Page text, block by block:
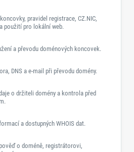
pravidel registrace, CZ.NIC,
a použití pro lokální web.
a převodu doménových koncovek.
DNS a e-mail při převodu domény.
o držiteli domény a kontrola před
a dostupných WHOIS dat.
o doméně, registrátorovi,